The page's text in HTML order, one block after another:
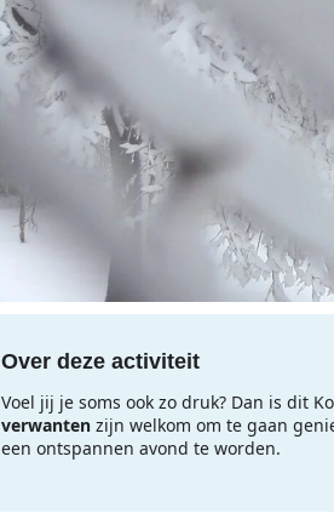
Over deze activiteit
Voel jij je soms ook zo druk? Dan is dit
verwanten zijn welkom om te gaan
een ontspannen avond te worden.